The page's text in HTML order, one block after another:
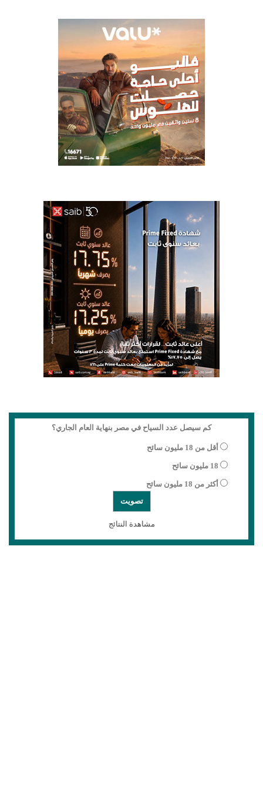
كم سيصل عدد السياح في مصر بنهاية العام الجاري؟
أقل من 18 مليون سائح
18 مليون سائح
أكثر من 18 مليون سائح
مشاهدة النتائج